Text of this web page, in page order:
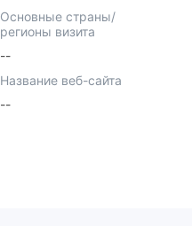
Основные страны/
регионы визита
--
Название веб-сайта
--